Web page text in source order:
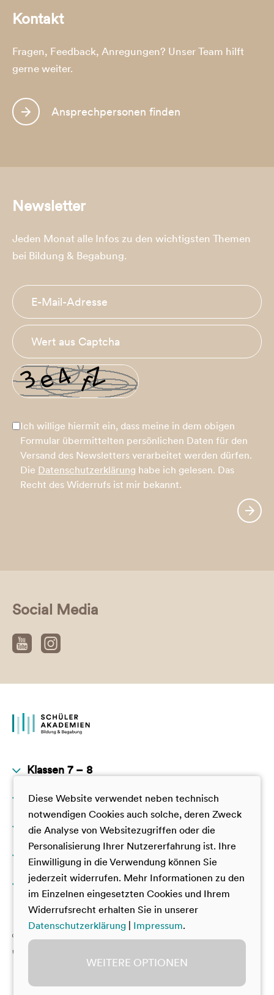
Kontakt
Fragen, Feedback, Anregungen? Unser Team hilft
gerne weiter.
Ansprechpersonen finden
Newsletter
Jeden Monat alle Infos zu den wichtigsten Themen
bei Bildung & Begabung.
Ich willige hiermit ein, dass meine in dem obigen
Formular übermittelten persönlichen Daten für den
Versand des Newsletters verarbeitet werden dürfen.
Die Datenschutzerklärung habe ich gelesen. Das
Recht des Widerrufs ist mir bekannt.
Social Media
Klassen 7 – 8
JuniorAkademie
GamesTalente
TalentAkademie
Klassen 9 – 10
JuniorAkademie
GamesTalente
TalentAkademie
VorbilderAkademie
Deutsche SchülerAkademie
Dt.-Frz. Jugendcamp China
Klassen 11 – 12
GamesTalente
Deutsche SchülerAkademie
Dt.-Frz. Jugendcamp China
Darüber hinaus
SUPER YOU
Über uns
Mitwirken bei den Akademien
Materialien zum Download
Diese Website verwendet neben technisch
notwendigen Cookies auch solche, deren Zweck
die Analyse von Websitezugriffen oder die
Personalisierung Ihrer Nutzererfahrung ist. Ihre
Einwilligung in die Verwendung können Sie
jederzeit widerrufen. Mehr Informationen zu den
im Einzelnen eingesetzten Cookies und Ihrem
Widerrufsrecht erhalten Sie in unserer
Datenschutzerklärung
Impressum.
WEITERE OPTIONEN